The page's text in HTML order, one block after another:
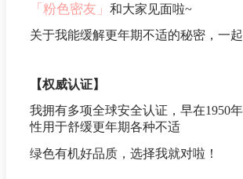
「粉色密友」 和大家见面啦~
关于我能缓解更年期不适的秘密，一
【权威认证】
我拥有多项全球安全认证，早在1950
性用于舒缓更年期各种不适
绿色有机好品质，选择我就对啦！